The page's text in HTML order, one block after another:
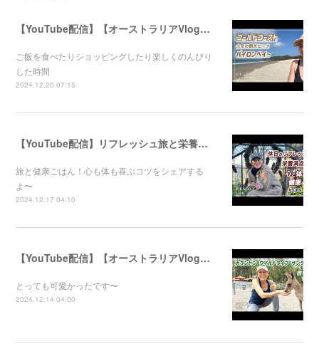
【YouTube配信】【オーストラリアVlog】オシャレで人気のバイロンベイ〜
ご飯を食べたりショッピングしたり楽しくのんびり
した時間
2024.12.20 07:15
【YouTube配信】リフレッシュ旅と栄養満点ごはん！心と体が喜ぶ健康のコツ
旅と健康ごはん！心も体も喜ぶコツをシェアする
よ〜
2024.12.17 04:10
【YouTube配信】【オーストラリアVlog】自然公園で動物たちと触れ合ってきました〜
とっても可愛かったです〜
2024.12.14 04:00